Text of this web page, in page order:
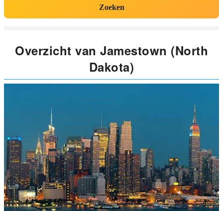
Zoeken
Overzicht van Jamestown (North
Dakota)